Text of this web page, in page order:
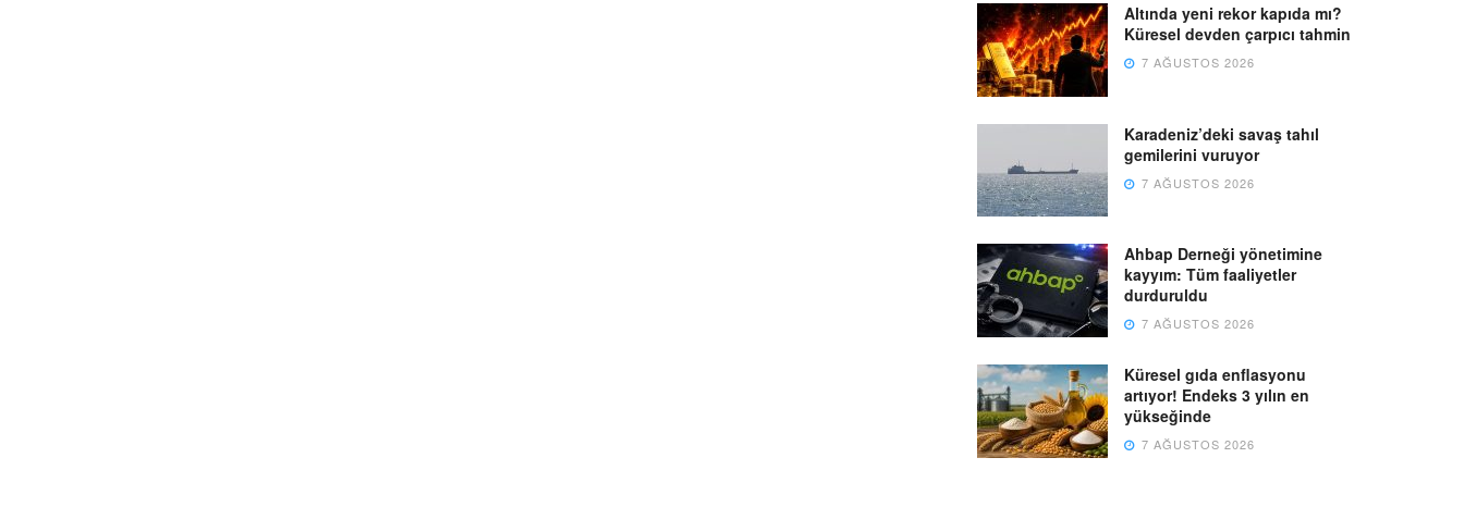
Altında yeni rekor kapıda mı?
Küresel devden çarpıcı tahmin
7 AĞUSTOS 2026
Karadeniz’deki savaş tahıl
gemilerini vuruyor
7 AĞUSTOS 2026
Ahbap Derneği yönetimine
kayyım: Tüm faaliyetler
durduruldu
7 AĞUSTOS 2026
Küresel gıda enflasyonu
artıyor! Endeks 3 yılın en
yükseğinde
7 AĞUSTOS 2026